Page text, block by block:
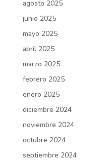
agosto 2025
junio 2025
mayo 2025
abril 2025
marzo 2025
febrero 2025
enero 2025
diciembre 2024
noviembre 2024
octubre 2024
septiembre 2024